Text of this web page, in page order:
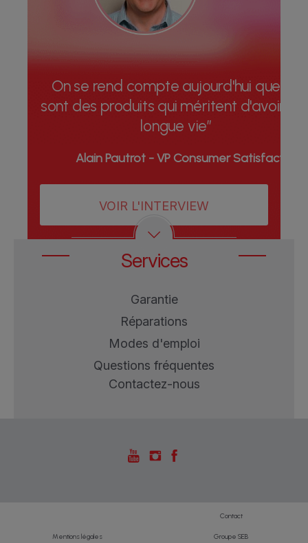
On se rend compte aujourd'hui que ce
sont des produits qui méritent d'avoir
longue vie”
Alain Pautrot - VP Consumer Satisfaction
VOIR L'INTERVIEW
Services
Garantie
Réparations
Modes d'emploi
Questions fréquentes
Contactez-nous
Contact
Mentions légales Groupe SEB